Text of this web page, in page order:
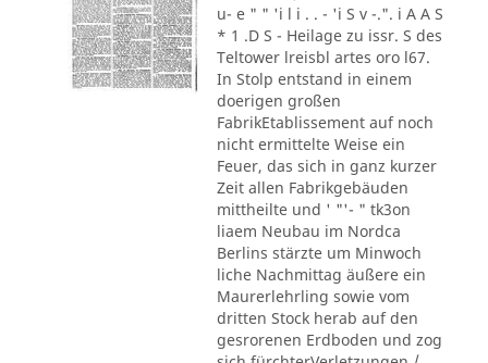
u- e " " 'i l i . . - 'i S v -.". i A A S
* 1 .D S - Heilage zu issr. S des
Teltower lreisbl artes oro l67.
In Stolp entstand in einem
doerigen großen
FabrikEtablissement auf noch
nicht ermittelte Weise ein
Feuer, das sich in ganz kurzer
Zeit allen Fabrikgebäuden
mittheilte und ' "'- " tk3on
liaem Neubau im Nordca
Berlins stärzte um Minwoch
liche Nachmittag äußere ein
Maurerlehrling sowie vom
dritten Stock herab auf den
gesrorenen Erdboden und zog